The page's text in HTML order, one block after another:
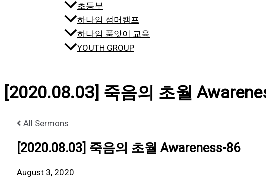
초등부
하나임 섬머캠프
하나임 품앗이 교육
YOUTH GROUP
[2020.08.03] 죽음의 초월
All Sermons
[2020.08.03] 죽음의 초월 Awareness-86
August 3, 2020